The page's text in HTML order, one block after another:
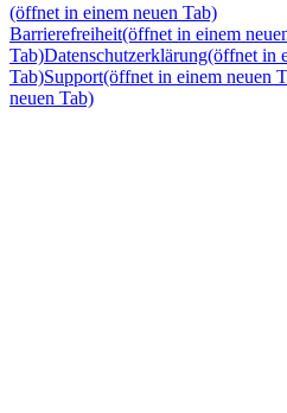
(öffnet in einem neuen Tab)
Barrierefreiheit(öffnet in einem
Tab)Datenschutzerklärung(öffnet in
Tab)Support(öffnet in einem neuen
neuen Tab)